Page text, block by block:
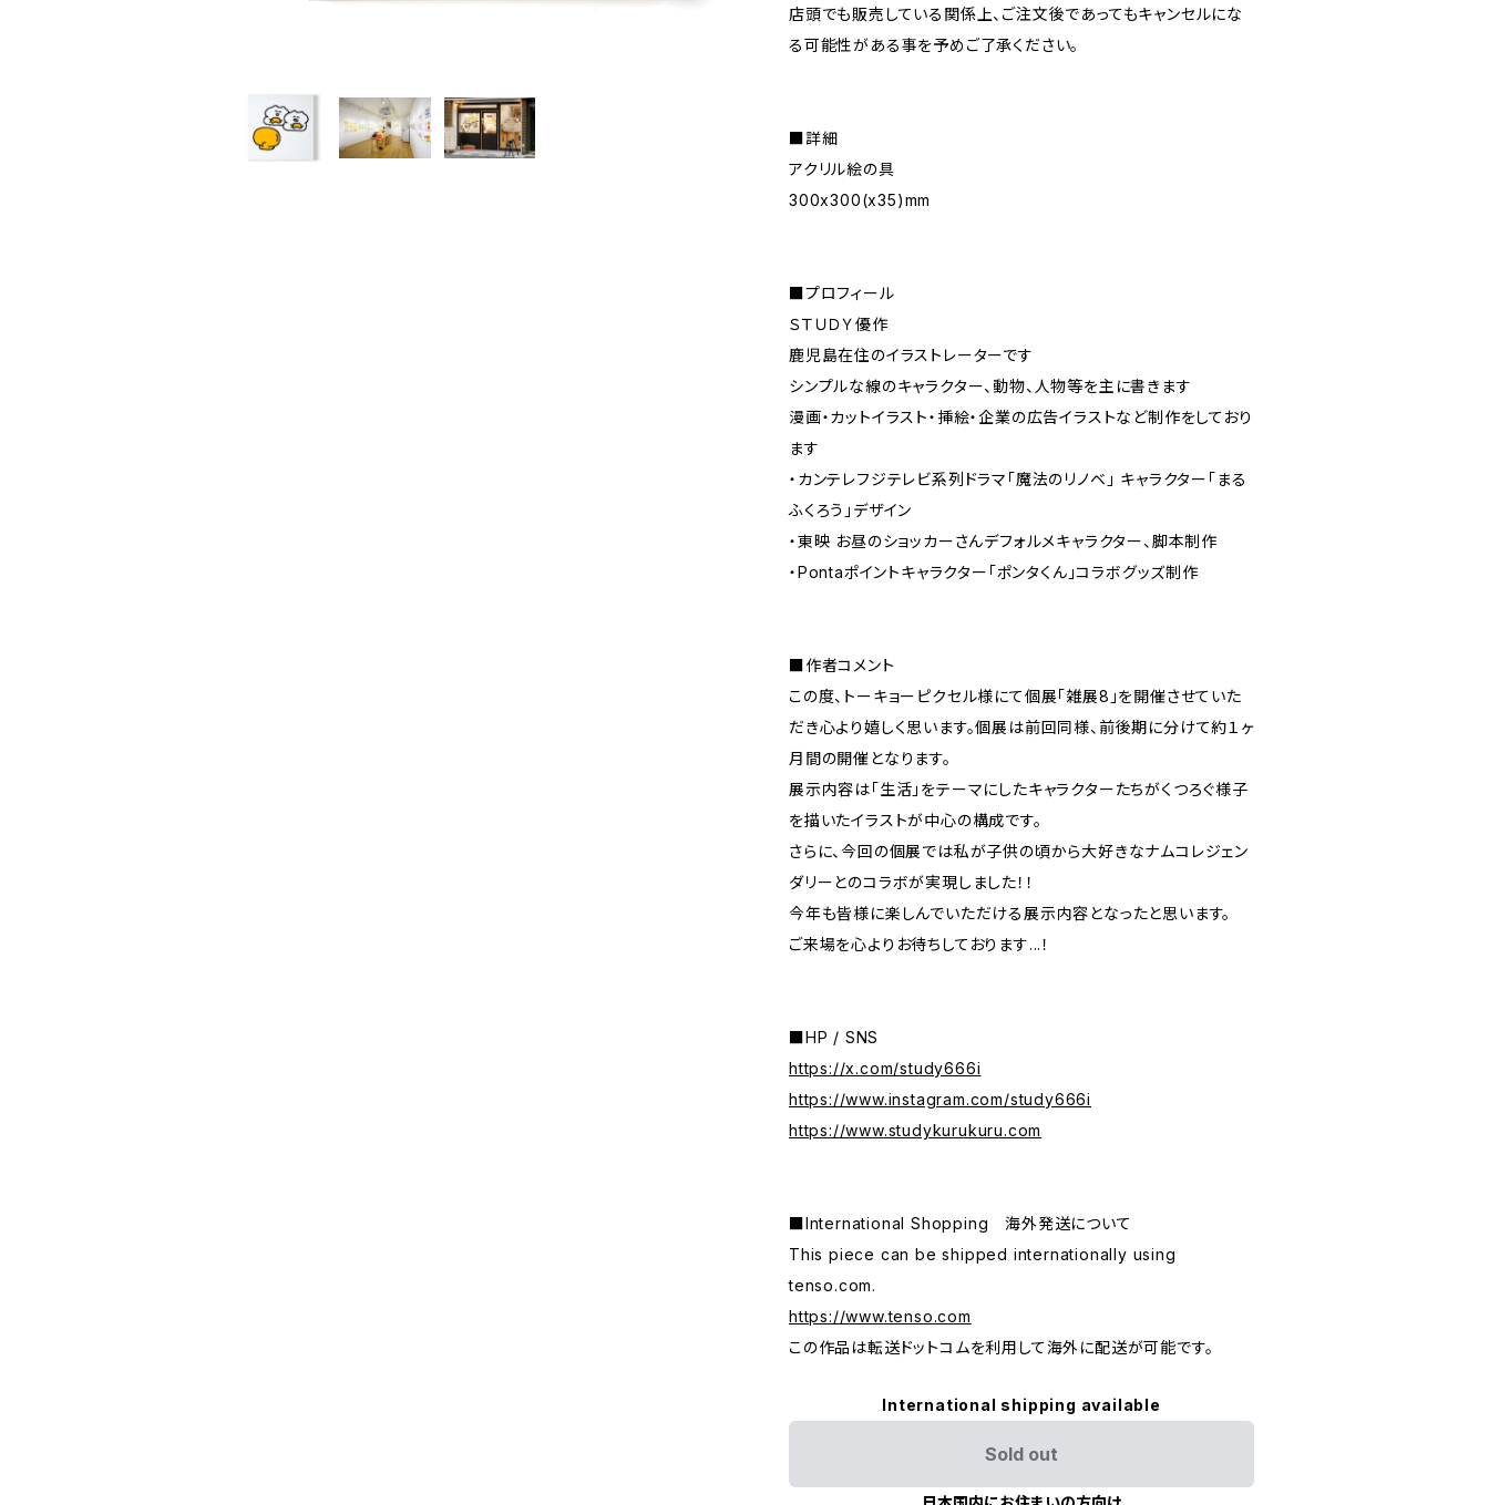
店頭でも販売している関係上、ご注文後であってもキャンセルにな
る可能性がある事を予めご了承ください。
■詳細
アクリル絵の具
300x300(x35)mm
■プロフィール
ＳＴＵＤＹ優作
鹿児島在住のイラストレーターです
シンプルな線のキャラクター、動物、人物等を主に書きます
漫画・カットイラスト・挿絵・企業の広告イラストなど制作をしており
ます
・カンテレフジテレビ系列ドラマ「魔法のリノベ」 キャラクター「まる
ふくろう」デザイン
・東映 お昼のショッカーさんデフォルメキャラクター、脚本制作
・Pontaポイントキャラクター「ポンタくん」コラボグッズ制作
■作者コメント
この度、トーキョーピクセル様にて個展「雑展8」を開催させていた
だき心より嬉しく思います。個展は前回同様、前後期に分けて約１ヶ
月間の開催となります。
展示内容は「生活」をテーマにしたキャラクターたちがくつろぐ様子
を描いたイラストが中心の構成です。
さらに、今回の個展では私が子供の頃から大好きなナムコレジェン
ダリーとのコラボが実現しました！！
今年も皆様に楽しんでいただける展示内容となったと思います。
ご来場を心よりお待ちしております...！
■HP / SNS
https://x.com/study666i
https://www.instagram.com/study666i
https://www.studykurukuru.com
■International Shopping 海外発送について
This piece can be shipped internationally using
tenso.com.
https://www.tenso.com
この作品は転送ドットコムを利用して海外に配送が可能です。
International shipping available
Sold out